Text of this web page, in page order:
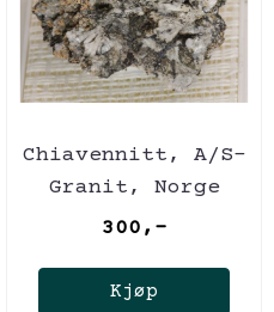
Chiavennitt, A/S-
Granit, Norge
300,-
Kjøp